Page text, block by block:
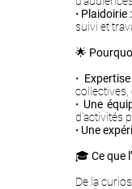
• Plaidoirie :
suivi et
🌟
• ⁠
collectives,
• ⁠ Une
d’activités
• Une
🎓 Ce que
De la